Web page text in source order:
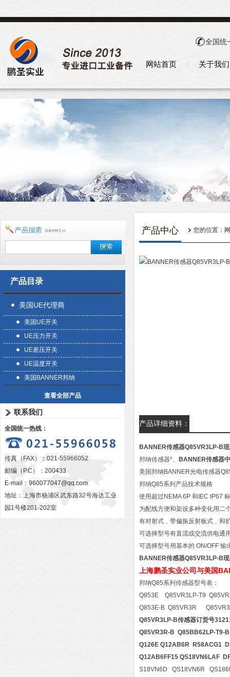
全国统
网站首页 关于我们
产品目录
美国UE代理商
美国UE开关
UE压力开关
UE差压开关
UE温度开关
美国BANNER邦纳
查看全部产品
联系我们
全国统一热线：
传真（FAX）：021-55966052
邮编（P.C）：200433
E-mail： 960077047@qq.com
地址：上海市杨浦区武东路32号海达工业
园1号楼201-202室
产品中心 您的位置：
产品详细资料：
BANNER传感器Q85VR3LP-B
邦纳传感器*、
BANNER传感器
美国邦纳BANNER光电传感器
邦纳Q85系列产品技术规格
使用超过NEMA 6P 和IEC IP67
为配线方便和架设多种变化用二
有对射式﹑带偏振反射板式﹑和
可选择型号有直流或交流供电通
可选择型号用基本的 ON/OFF
BANNER传感器Q85VR3LP-B
上海鹏圣实业公司与美国
邦纳Q85系列传感器型号表：
Q853E Q85VR3LP-T9
Q853E-B Q85VR3R
Q85VR3LP-B传感器订货号
Q85VR3R-B Q85BB62LP-T9-
Q126E Q12AB6R R58ACG1
Q12AB6FF15 QS18VN6LAF
S18VN6D QS18VN6R